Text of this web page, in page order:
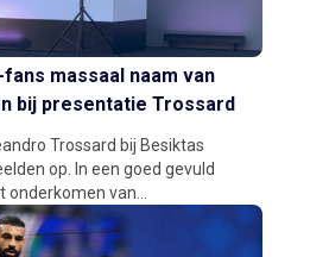
massaal naam van
bij presentatie Trossard
Trossard bij Besiktas
op. In een goed gevuld
onderkomen van...